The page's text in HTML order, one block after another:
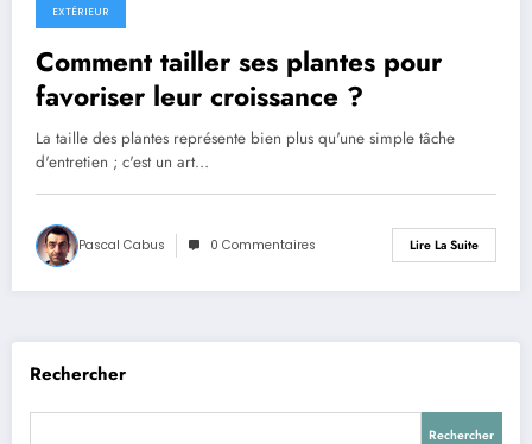
EXTÉRIEUR
Comment tailler ses plantes pour
favoriser leur croissance ?
La taille des plantes représente bien plus qu'une simple tâche
d'entretien ; c'est un art…
Pascal Cabus 0 Commentaires Lire La Suite
Rechercher
Rechercher